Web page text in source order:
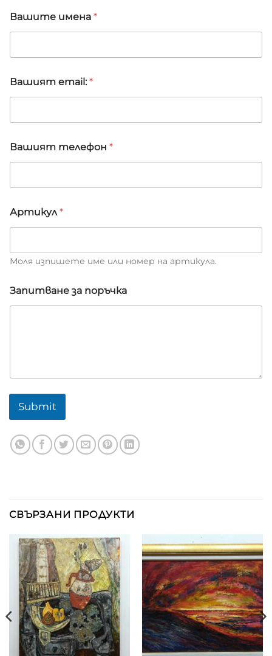
Вашите имена *
Вашият email: *
Вашият телефон *
а
ш
я
т
а
ш
и
Артикул*
Моля изпишете име или номер на артикула.
Запитване за поръчка
Submit
СВЪРЗАНИ ПРОДУКТИ